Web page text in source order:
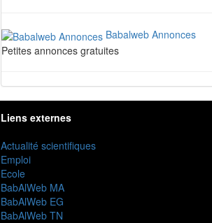
Babalweb Annonces
Petites annonces gratuites
Liens externes
Actualité scientifiques
Emploi
Ecole
BabAlWeb MA
BabAlWeb EG
BabAlWeb TN